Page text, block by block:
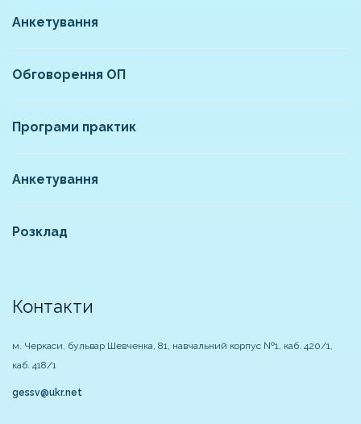
Анкетування
Обговорення ОП
Програми практик
Анкетування
Розклад
Контакти
м. Черкаси, бульвар Шевченка, 81, навчальний корпус №1, каб. 420/1,
каб. 418/1
gessv@ukr.net